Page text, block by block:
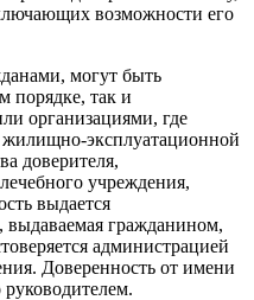
возможности его
могут быть
порядке, так и
организациями, где
жилищно-эксплуатационной
доверителя,
учреждения,
выдается
гражданином,
администрацией
Доверенность от имени